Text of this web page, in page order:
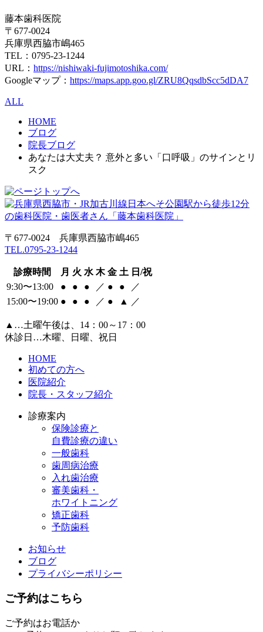
藤本歯科医院
〒677-0024
兵庫県西脇市嶋465
TEL：0795-23-1244
URL： https://nishiwaki-fujimotoshika.com/
Googleマップ： https://maps.app.goo.gl/ZRU8QqsdbScc5dDA7
ALL
HOME
ブログ
院長ブログ
あなたは大丈夫？ 意外と多い「口呼吸」のサインとリ
スク
〒677-0024 兵庫県西脇市嶋465
TEL.0795-23-1244
診療時間 月 火 水 木 金 土 日/祝
9:30〜13:00
● ● ● ／ ● ●
／
15:00〜19:00 ● ● ● ／ ● ▲ ／
▲…土曜午後は、14：00～17：00
休診日…木曜、日曜、祝日
HOME
初めての方へ​
医院紹介​
院長・スタッフ紹介​
診療案内
保険診療と
自費診療の違い​
一般歯科​
歯周病治療​
入れ歯治療​
審美歯科・
ホワイトニング
矯正歯科​
予防歯科​
お知らせ
ブログ
プライバシーポリシー
ご予約はこちら
ご予約はお電話か